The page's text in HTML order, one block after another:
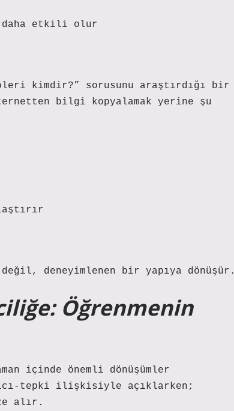
daha etkili olur
kimdir?” sorusunu araştırdığı bir
bilgi kopyalamak yerine şu
deneyimlenen bir yapıya dönüşür.
Öğrenmenin
içinde önemli dönüşümler
tepki ilişkisiyle açıklarken;
alır.